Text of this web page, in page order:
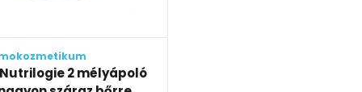
2 mélyápoló